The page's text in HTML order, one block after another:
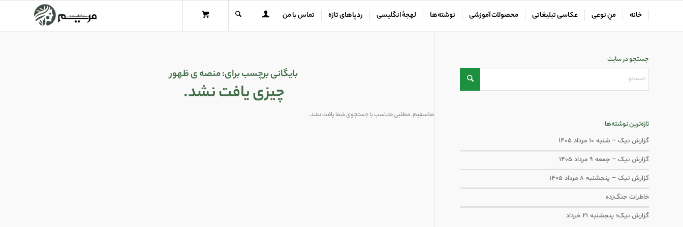
خانه منِ نوعی عکاسی تبلیغاتی محصولات آموزشی نوشته‌ها لهجهٔ انگلیسی ردپاهای تازه تماس با من
بایگانی برچسب برای:منصه ی ظهور
چیزی یافت نشد.
متاسفیم، مطلبی متناسب با جستجوی شما یافت نشد.
جستجو در سایت
تازه‌ترین نوشته‌ها
گزارش نیک – شنبه ۱۰ مرداد ۱۴۰۵
گزارش نیک – جمعه ۹ مرداد ۱۴۰۵
گزارش نیک – پنجشنبه ۸ مرداد ۱۴۰۵
خاطرات جنگ‌‌زده
گزارش نیک؛ پنجشنبه ۲۱ خرداد